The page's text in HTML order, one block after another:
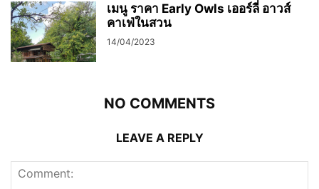
เมนู ราคา Early Owls เออร์ลี่ อาวส์
คาเฟ่ในสวน
14/04/2023
NO COMMENTS
LEAVE A REPLY